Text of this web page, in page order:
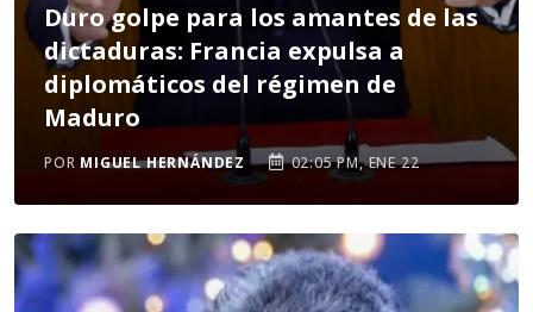
Duro golpe para los amantes de las
dictaduras: Francia expulsa a
diplomáticos del régimen de
Maduro
POR MIGUEL HERNÁNDEZ 02:05 PM, ENE 22